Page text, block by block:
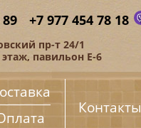
+7 977 454 78 18
пр-т 24/1
павильон Е-6
Контакты